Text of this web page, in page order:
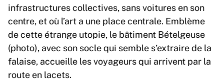
infrastructures collectives, sans voitures en son
centre, et où l’art a une place centrale. Emblème
de cette étrange utopie, le bâtiment Bételgeuse
(photo), avec son socle qui semble s’extraire de la
falaise, accueille les voyageurs qui arrivent par la
route en lacets.